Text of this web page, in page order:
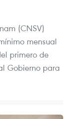
(CNSV)
mensual
primero de
Gobierno para